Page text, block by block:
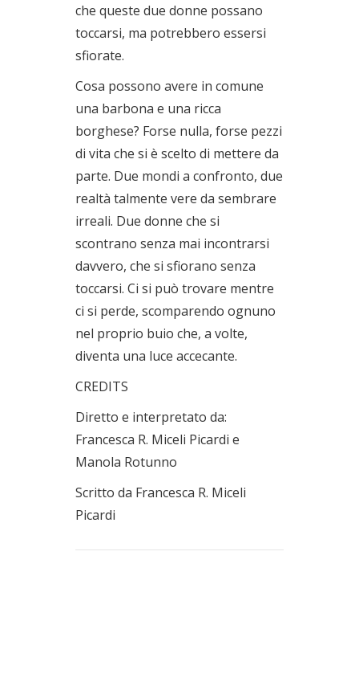
che queste due donne possano
toccarsi, ma potrebbero essersi
sfiorate.
Cosa possono avere in comune
una barbona e una ricca
borghese? Forse nulla, forse pezzi
di vita che si è scelto di mettere da
parte. Due mondi a confronto, due
realtà talmente vere da sembrare
irreali. Due donne che si
scontrano senza mai incontrarsi
davvero, che si sfiorano senza
toccarsi. Ci si può trovare mentre
ci si perde, scomparendo ognuno
nel proprio buio che, a volte,
diventa una luce accecante.
CREDITS
Diretto e interpretato da:
Francesca R. Miceli Picardi e
Manola Rotunno
Scritto da Francesca R. Miceli
Picardi